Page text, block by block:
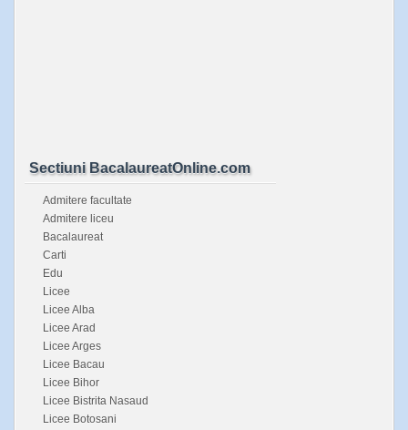
Sectiuni BacalaureatOnline.com
Admitere facultate
Admitere liceu
Bacalaureat
Carti
Edu
Licee
Licee Alba
Licee Arad
Licee Arges
Licee Bacau
Licee Bihor
Licee Bistrita Nasaud
Licee Botosani